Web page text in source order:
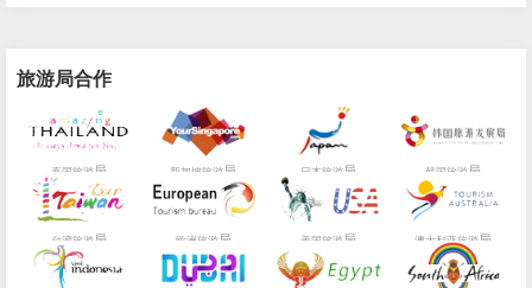
旅游局合作
泰国旅游局 新加坡旅游局 日本旅游局 韩国旅游局
台湾旅游局 欧洲旅游局 美国旅游局 澳大利亚旅游局